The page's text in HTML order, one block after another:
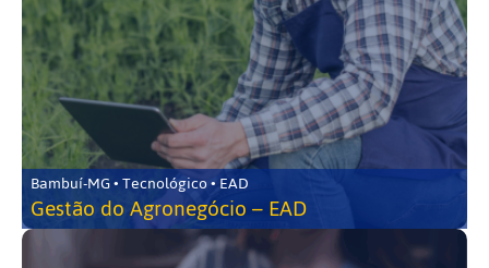
Bambuí-MG • Tecnológico • EAD
Gestão do Agronegócio – EAD